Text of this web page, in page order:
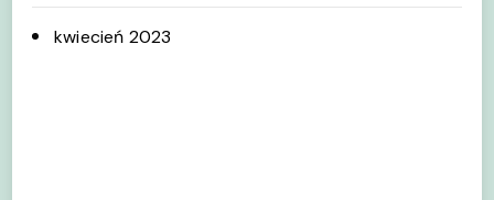
kwiecień 2023